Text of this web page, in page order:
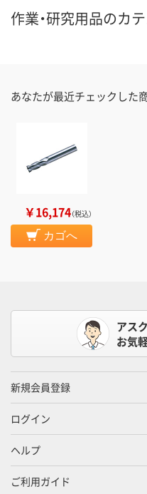
作業・研究用品のカ
あなたが最近チェックした
￥16,174（税込）
カゴへ
アス
お気
新規会員登録
ログイン
ヘルプ
ご利用ガイド